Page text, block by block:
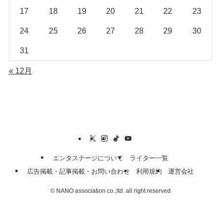
17 18 19 20 21 22 23
24 25 26 27 28 29 30
31
« 12月
エンタステージについて
ライター一覧
広告掲載・記事掲載・お問い合わせ
利用規約 運営会社
© NANO association co.,ltd. all right reserved